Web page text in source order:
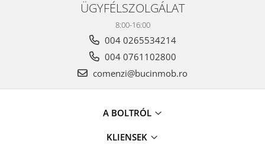
ÜGYFÉLSZOLGÁLAT
8:00-16:00
004 0265534214
004 0761102800
comenzi@bucinmob.ro
A BOLTRÓL
KLIENSEK